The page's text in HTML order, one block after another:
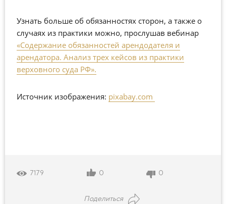
Узнать больше об обязанностях сторон, а также о
случаях из практики можно, прослушав вебинар
«Содержание обязанностей арендодателя и
арендатора. Анализ трех кейсов из практики
верховного суда РФ».
Источник изображения: pixabay.com
7179 0 0
Поделиться